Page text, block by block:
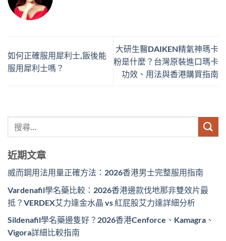
如何正確服用犀利士,飯後能
服用犀利士嗎？
大研生醫DAIKEN精氣神瑪卡
粉是什麼？台灣原裝進口瑪卡
功效、用法與香港購買指南
近期文章
威而鋼用法用量正確方法：2026香港男士完整服用指南
Vardenafil學名藥比較：2026香港邊款伐地那非雙效片最
抵？VERDEX艾力達金水晶 vs 紅屁股艾力達詳細分析
Sildenafil學名藥邊隻好？2026香港Cenforce、Kamagra、
Vigora詳細比較指南